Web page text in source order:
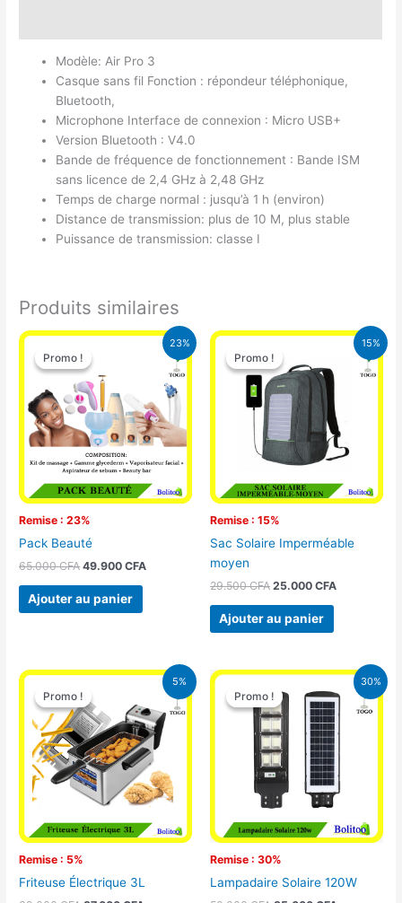
Modèle: Air Pro 3
Casque sans fil Fonction : répondeur téléphonique,
Bluetooth,
Microphone Interface de connexion : Micro USB+
Version Bluetooth : V4.0
Bande de fréquence de fonctionnement : Bande ISM
sans licence de 2,4 GHz à 2,48 GHz
Temps de charge normal : jusqu’à 1 h (environ)
Distance de transmission: plus de 10 M, plus stable
Puissance de transmission: classe I
Produits similaires
23%
Promo !
Remise : 23%
Promo !
Pack Beauté
65.000CFA
Le
prix
initial
était :
65.000 CFA.
49.900CFA
Le
prix
actuel
est :
49.900 CFA.
Ajouter au panier
15%
Promo !
Remise : 15%
Promo !
Sac Solaire Imperméable
moyen
29.500CFA
Le
prix
initial
était :
29.500 CFA.
25.000 CFA
Le
prix
actuel
Ajouter au panier
5%
Promo !
Remise : 5%
Promo !
Friteuse Électrique 3L
Le
initial
était :
39.000 CFA.
Le
prix
actuel
est :
37.000 CFA.
30%
Promo !
Remise : 30%
Promo !
Lampadaire Solaire 120W
Le
prix
initial
était :
50.000 CFA.
Le
prix
actuel
est :
35.000